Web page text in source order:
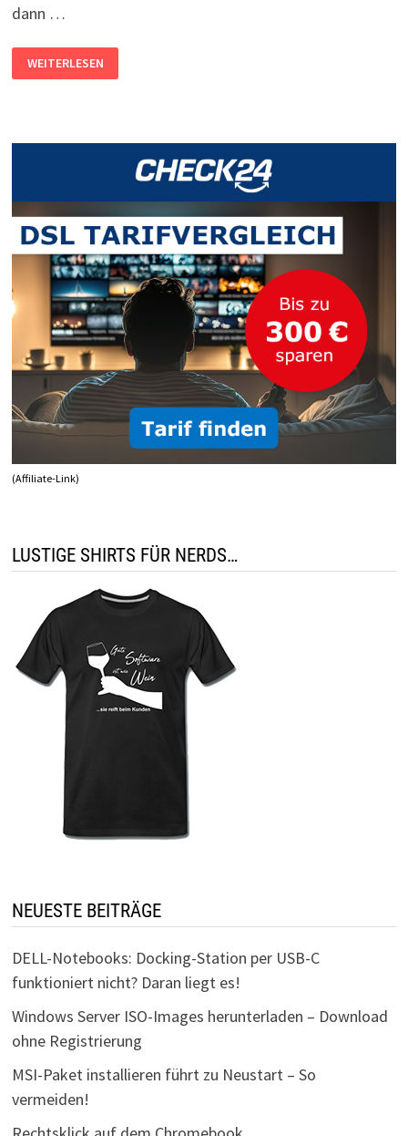
dann …
FESTPLATTE
MIT
DATEN
WEITERLESEN
(Affiliate-Link)
LUSTIGE SHIRTS FÜR NERDS…
NEUESTE BEITRÄGE
DELL-Notebooks: Docking-Station per USB-C
funktioniert nicht? Daran liegt es!
Windows Server ISO-Images herunterladen – Download
ohne Registrierung
MSI-Paket installieren führt zu Neustart – So
vermeiden!